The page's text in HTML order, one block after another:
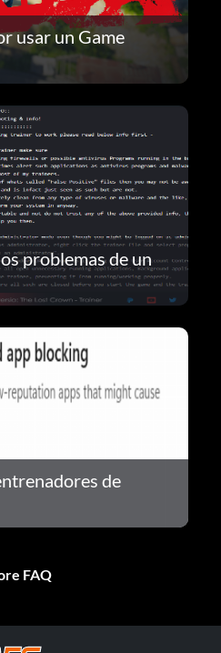
usar un Game
problemas de un
de
FAQ